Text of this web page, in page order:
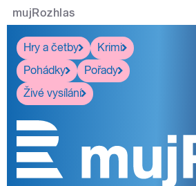
mujRozhlas
Hry a četby
Krimi
Pohádky
Pořady
Živé vysílání